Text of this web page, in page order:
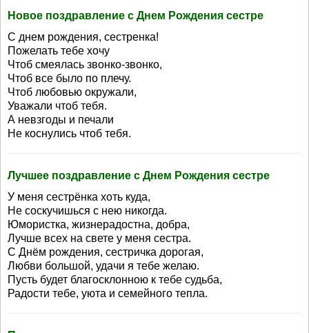
Новое поздравление с Днем Рождения сестре
С днем рождения, сестренка!
Пожелать тебе хочу
Чтоб смеялась звонко-звонко,
Чтоб все было по плечу.
Чтоб любовью окружали,
Уважали чтоб тебя.
А невзгоды и печали
Не коснулись чтоб тебя.
Лучшее поздравление с Днем Рождения сестре
У меня сестрёнка хоть куда,
Не соскучишься с нею никогда.
Юмористка, жизнерадостна, добра,
Лучше всех на свете у меня сестра.
С Днём рождения, сестричка дорогая,
Любви большой, удачи я тебе желаю.
Пусть будет благосклонною к тебе судьба,
Радости тебе, уюта и семейного тепла.